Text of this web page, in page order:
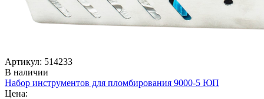
Артикул: 514233
В наличии
Набор инструментов для пломбирования 9000-5 ЮП
Цена: